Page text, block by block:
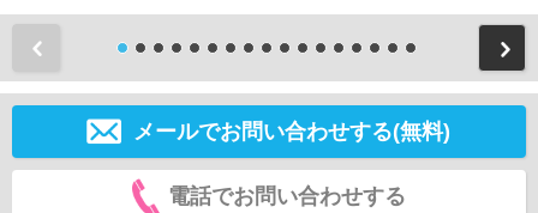
メールでお問い合わせする(無料)
電話でお問い合わせする